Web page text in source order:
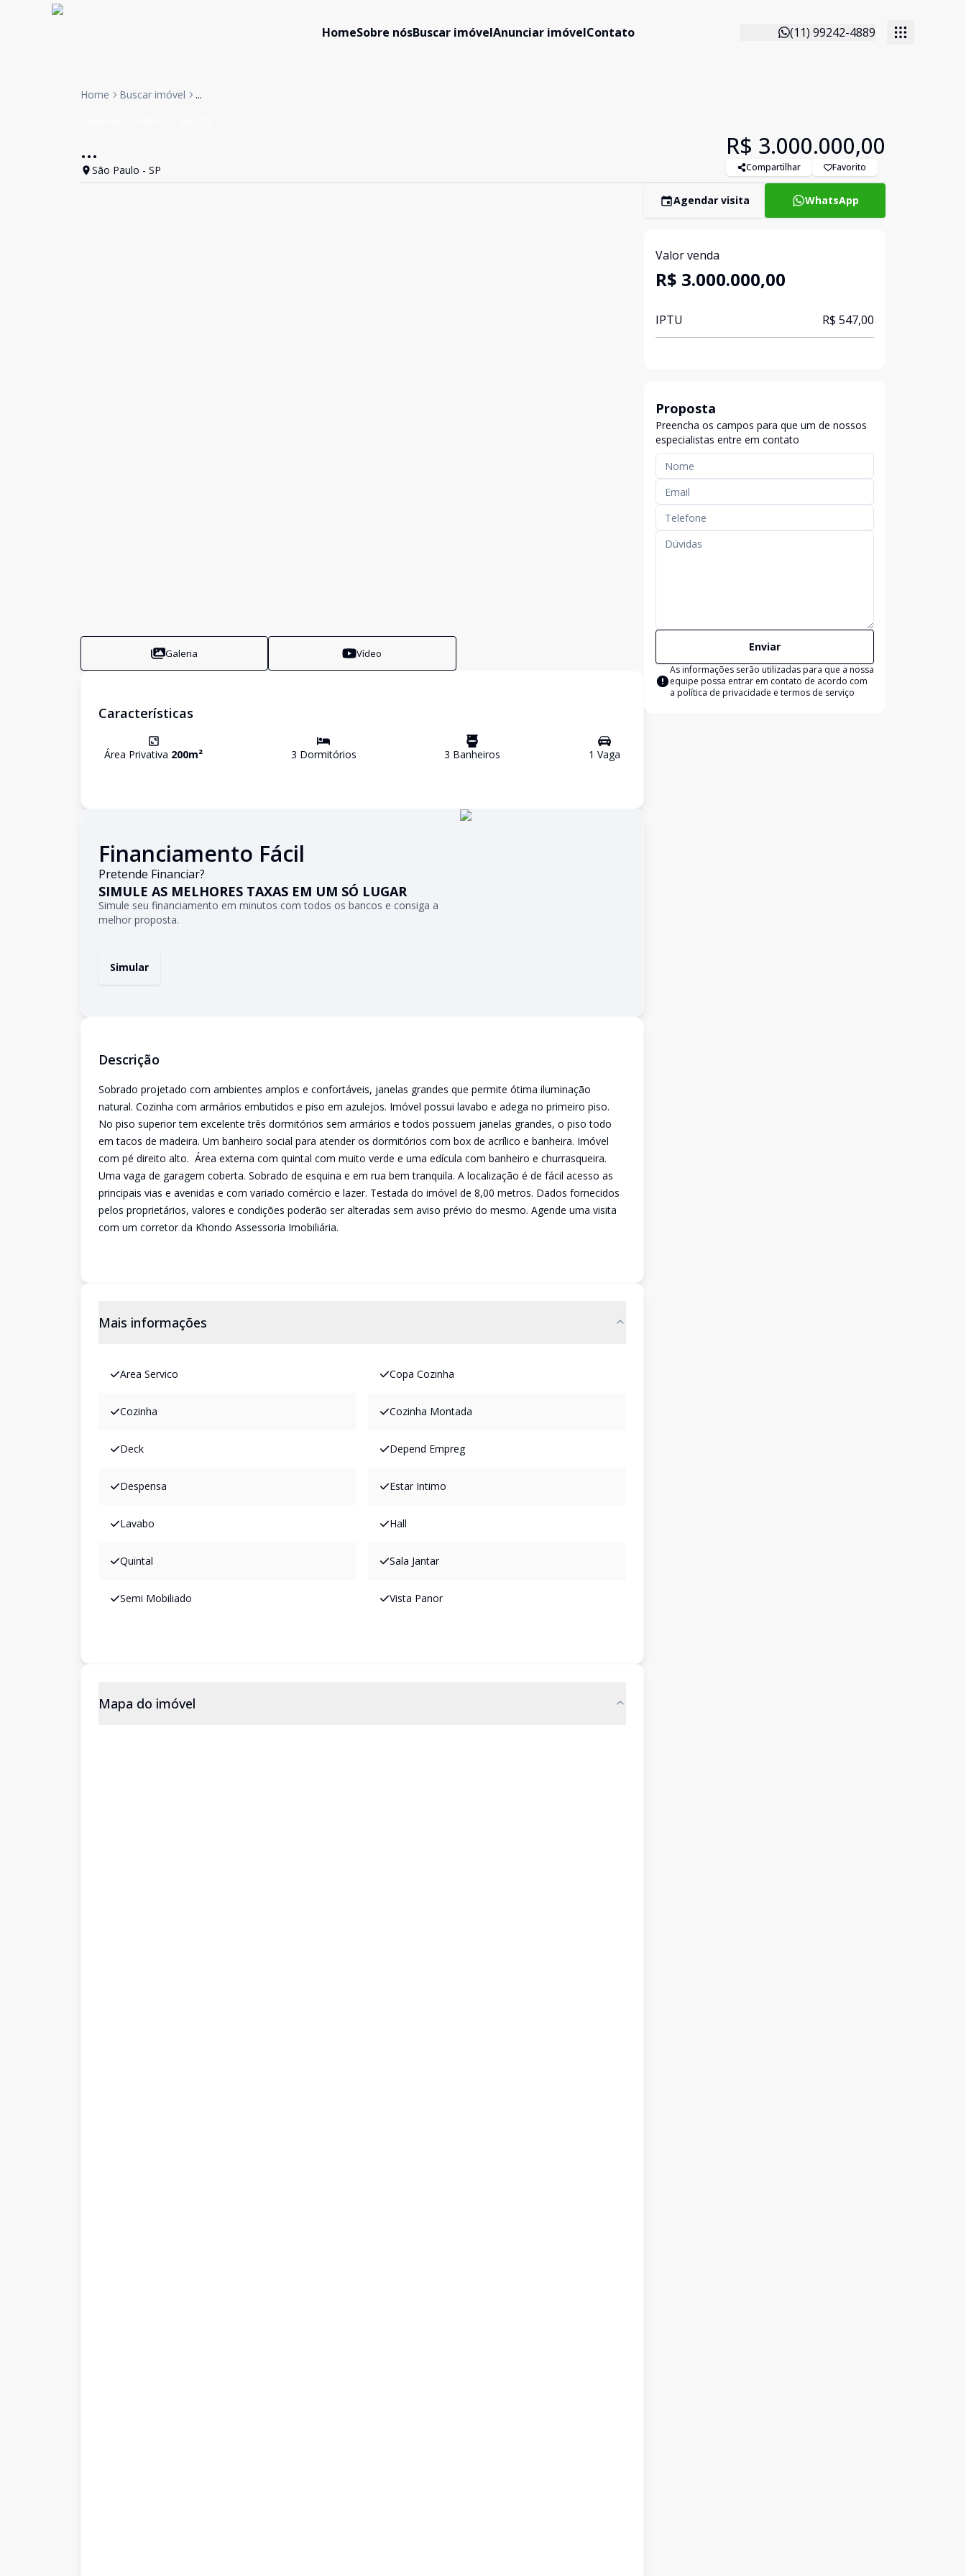
HomeSobre nósBuscar imóvelAnunciar imóvelContato (11) 99242-4889
Home Buscar imóvel ...
...
São Paulo - SP
R$ 3.000.000,00
Compartilhar Favorito
Galeria Vídeo
Características
Área Privativa 200m² 3 Dormitórios 3 Banheiros 1 Vaga
Financiamento Fácil
Pretende Financiar?
SIMULE AS MELHORES TAXAS EM UM SÓ LUGAR
Simule seu financiamento em minutos com todos os bancos e consiga a
melhor proposta.
Simular
Descrição
Sobrado projetado com ambientes amplos e confortáveis, janelas grandes que permite ótima iluminação
natural. Cozinha com armários embutidos e piso em azulejos. Imóvel possui lavabo e adega no primeiro piso.
No piso superior tem excelente três dormitórios sem armários e todos possuem janelas grandes, o piso todo
em tacos de madeira. Um banheiro social para atender os dormitórios com box de acrílico e banheira. Imóvel
com pé direito alto. Área externa com quintal com muito verde e uma edícula com banheiro e churrasqueira.
Uma vaga de garagem coberta. Sobrado de esquina e em rua bem tranquila. A localização é de fácil acesso as
principais vias e avenidas e com variado comércio e lazer. Testada do imóvel de 8,00 metros. Dados fornecidos
pelos proprietários, valores e condições poderão ser alteradas sem aviso prévio do mesmo. Agende uma visita
com um corretor da Khondo Assessoria Imobiliária.
Mais informações
Area Servico Copa Cozinha
Cozinha Cozinha Montada
Deck Depend Empreg
Despensa Estar Intimo
Lavabo Hall
Quintal Sala Jantar
Semi Mobiliado Vista Panor
Mapa do imóvel
Agendar visita WhatsApp
Valor venda
R$ 3.000.000,00
IPTU R$ 547,00
Proposta
Preencha os campos para que um de nossos
especialistas entre em contato
Enviar
As informações serão utilizadas para que a nossa
equipe possa entrar em contato de acordo com
a política de privacidade e termos de serviço